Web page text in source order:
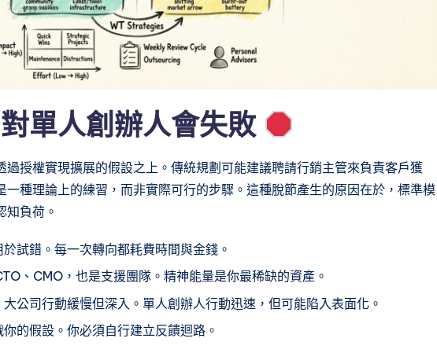
單人創辦人會失敗
過授權實現擴展的假設之上。傳統規劃可能建議聘請行銷主管來負責客戶獲
一種理論上的練習，而非實際可行的步驟。這種脫節產生的原因在於，標準模
知負荷。
試錯。每一次轉向都耗費時間與金錢。
、CMO，也是支援團隊。精神能量是你最稀缺的資產。
大公司行動緩慢但深入。單人創辦人行動迅速，但可能陷入表面化。
的假設。你必須自行建立反饋迴路。